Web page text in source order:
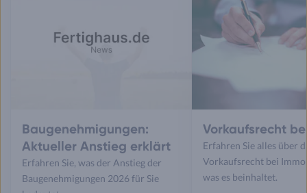
Baugenehmigungen:
Aktueller Anstieg erklärt
Erfahren Sie, was der Anstieg der
Baugenehmigungen 2026 für Sie
Vorkaufsrecht
Erfahren Sie alles über
Vorkaufsrecht bei
was es beinhaltet.